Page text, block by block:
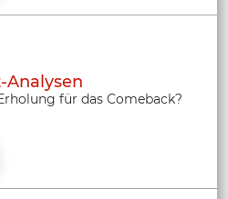
Analysen
für das Comeback?